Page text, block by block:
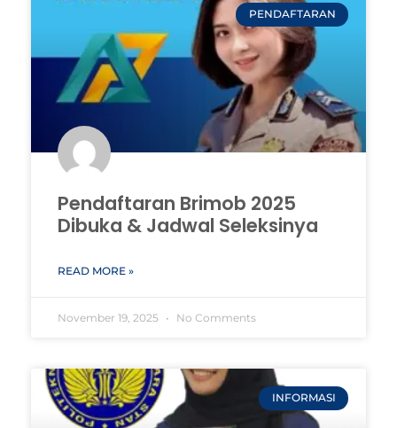
PENDAFTARAN
Pendaftaran Brimob 2025
Dibuka & Jadwal Seleksinya
READ MORE »
November 19, 2025 No Comments
INFORMASI